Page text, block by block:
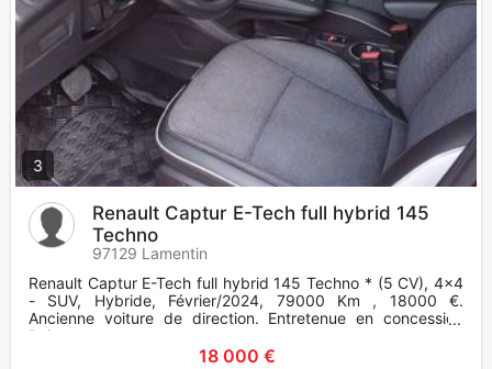
3
Renault Captur E-Tech full hybrid 145
Techno
97129 Lamentin
Renault Captur E-Tech full hybrid 145 Techno * (5 CV), 4x4
- SUV, Hybride, Février/2024, 79000 Km , 18000 €.
Ancienne voiture de direction. Entretenue en concession
Boite automa
18 000 €